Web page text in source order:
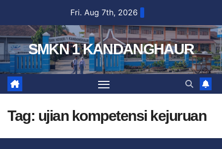
Fri. Aug 7th, 2026
SMKN 1 KANDANGHAUR
Tag: ujian kompetensi kejuruan